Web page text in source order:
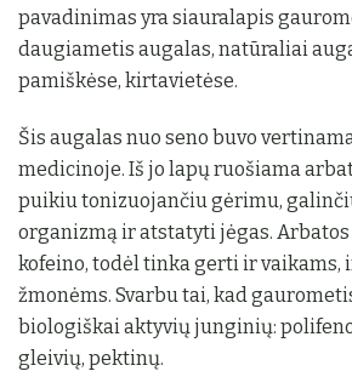
pavadinimas yra siauralapis
daugiametis augalas, natūraliai
pamiškėse, kirtavietėse.
Šis augalas nuo seno buvo
medicinoje. Iš jo lapų ruošiama
puikiu tonizuojančiu gėrimu,
organizmą ir atstatyti jėgas. Arbatos
kofeino, todėl tinka gerti ir vaikams,
žmonėms. Svarbu tai, kad
biologiškai aktyvių junginių:
gleivių, pektinų.